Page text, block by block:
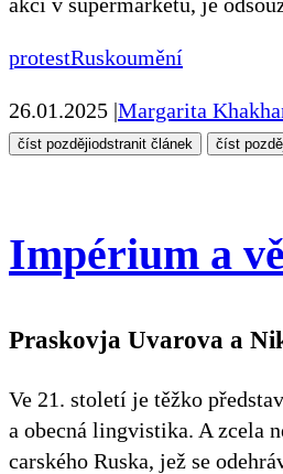
protestRuskoumění
26.01.2025 |Margarita
číst pozdějiodstranit článek číst
Impérium a
Praskovja Uvarova a
Ve 21. století je těžko
a obecná lingvistika. A zcela
carského Ruska, jež se